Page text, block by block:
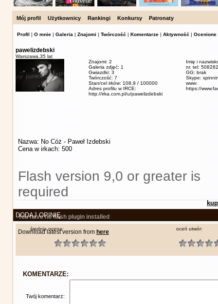
Mój profil Użytkownicy Rankingi Konkursy Patronaty
Profil | O mnie | Galeria | Znajomi | Twórczość | Komentarze | Aktywność | Ocenione
pawelizdebski
Warszawa, 35 lat
Znajomi: 2
Galeria zdjęć: 1
Gwiazdki: 3
Twórczość: 7
Stan/cel irków: 108,9 / 100000
Adres profilu w IRCE:
http://irka.com.pl/u/pawelizdebski
Imię i
nr. tel:
GG: brak
Skype:
www:
https://
Nazwa: No Cóż - Paweł Izdebski
Cena w irkach: 500
Flash version 9,0 or greater is
required
You have no flash plugin installed
Download latest version from here
DODAJ OPINIĘ
średnia ocena: oceń utwór:
KOMENTARZE:
Twój komentarz: